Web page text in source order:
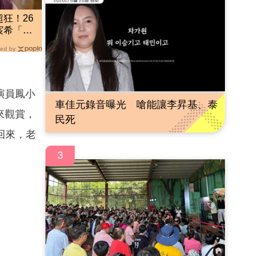
狂！26
希「驚
by
員鳳小
觀賞，
來，老
車佳元錄音曝光 嗆能讓李昇基、泰
民死
3